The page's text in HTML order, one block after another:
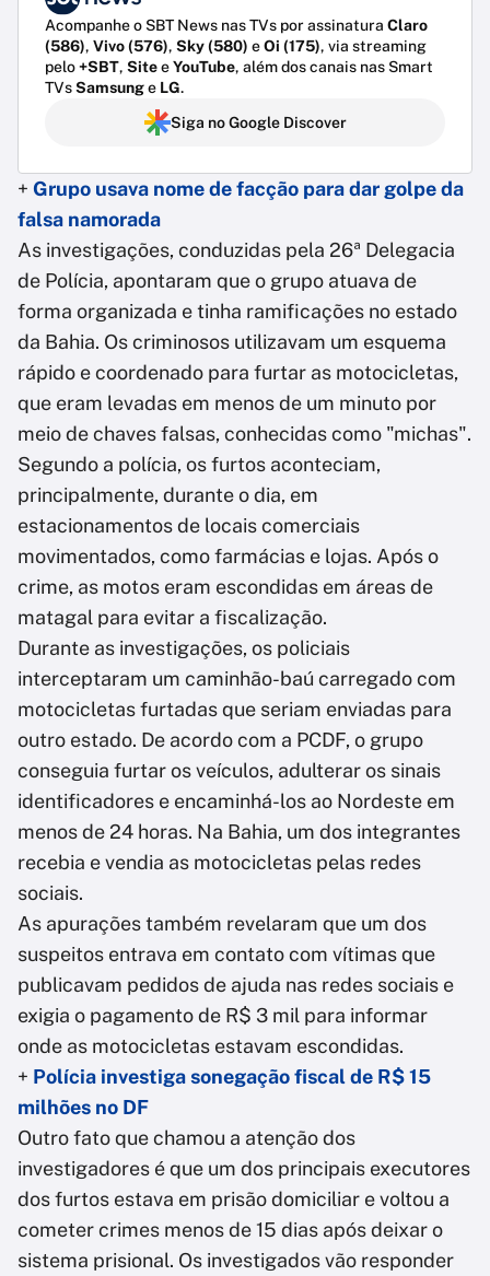
Acompanhe o SBT News nas TVs por assinatura Claro
(586), Vivo (576), Sky (580) eOi (175), via streaming
pelo+SBT, SiteeYouTube, além dos canais nas Smart
TVsSamsunge LG.
Siga no Google Discover
+ Grupo usava nome de facção para dar golpe da
falsa namorada
As investigações, conduzidas pela 26ª Delegacia
de Polícia, apontaram que o grupo atuava de
forma organizada e tinha ramificações no estado
da Bahia. Os criminosos utilizavam um esquema
rápido e coordenado para furtar as motocicletas,
que eram levadas em menos de um minuto por
meio de chaves falsas, conhecidas como "michas".
Segundo a polícia, os furtos aconteciam,
principalmente, durante o dia, em
estacionamentos de locais comerciais
movimentados, como farmácias e lojas. Após o
crime, as motos eram escondidas em áreas de
matagal para evitar a fiscalização.
Durante as investigações, os policiais
interceptaram um caminhão-baú carregado com
motocicletas furtadas que seriam enviadas para
outro estado. De acordo com a PCDF, o grupo
conseguia furtar os veículos, adulterar os sinais
identificadores e encaminhá-los ao Nordeste em
menos de 24 horas. Na Bahia, um dos integrantes
recebia e vendia as motocicletas pelas redes
sociais.
As apurações também revelaram que um dos
suspeitos entrava em contato com vítimas que
publicavam pedidos de ajuda nas redes sociais e
exigia o pagamento de R$ 3 mil para informar
onde as motocicletas estavam escondidas.
+ Polícia investiga sonegação fiscal de R$ 15
milhões no DF
Outro fato que chamou a atenção dos
investigadores é que um dos principais executores
dos furtos estava em prisão domiciliar e voltou a
cometer crimes menos de 15 dias após deixar o
sistema prisional. Os investigados vão responder